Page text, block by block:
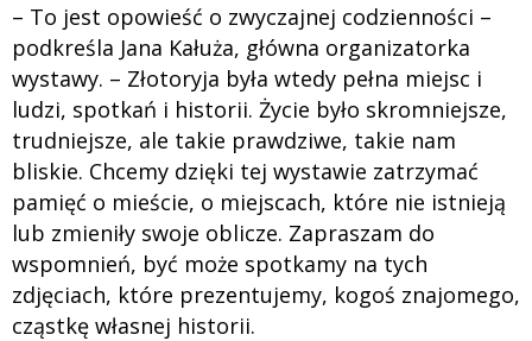
– To jest opowieść o zwyczajnej codzienności –
podkreśla Jana Kałuża, główna organizatorka
wystawy. – Złotoryja była wtedy pełna miejsc i
ludzi, spotkań i historii. Życie było skromniejsze,
trudniejsze, ale takie prawdziwe, takie nam
bliskie. Chcemy dzięki tej wystawie zatrzymać
pamięć o mieście, o miejscach, które nie istnieją
lub zmieniły swoje oblicze. Zapraszam do
wspomnień, być może spotkamy na tych
zdjęciach, które prezentujemy, kogoś znajomego,
cząstkę własnej historii.